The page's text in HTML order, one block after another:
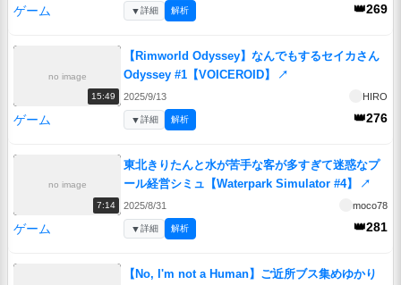
ゲーム 👑269
▼詳細 解析
no image
15:49
【Rimworld Odyssey】なんでもするセイカさん
Odyssey #1【VOICEROID】
↗
2025/9/13 HIRO
ゲーム 👑276
▼詳細 解析
no image
7:14
東北きりたんと水が苦手な客が多すぎて迷惑なプ
ール経営シミュ【Waterpark Simulator #4】
↗
2025/8/31 moco78
ゲーム 👑281
▼詳細 解析
【No, I'm not a Human】ご近所ブス集めゆかり